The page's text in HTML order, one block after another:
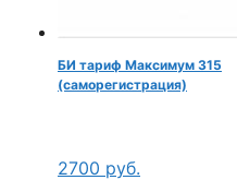
БИ тариф Максимум 315
(саморегистрация)
2700 руб.